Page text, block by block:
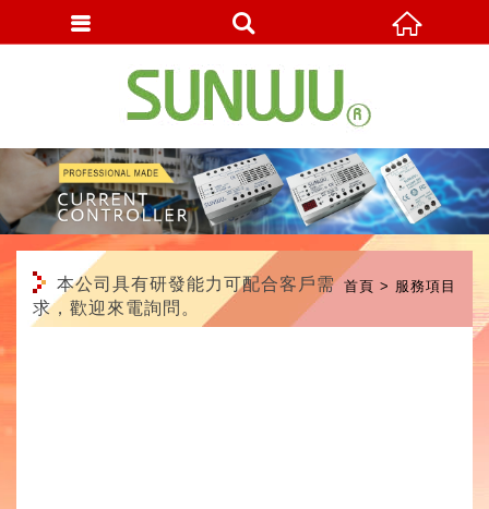
首頁 服務項目
本公司具有研發能力可配合客戶需
求，歡迎來電詢問。